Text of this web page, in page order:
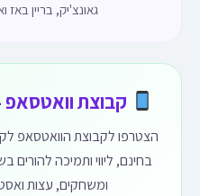
גאונצ'יק, בריין
קבוצת וואטסאפ
הצטרפו לקבוצת הוואטסאפ
בחינם, ליווי ותמיכה
ומשחקים, עצות